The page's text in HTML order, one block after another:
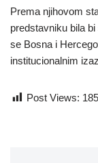
Prema njihovom
predstavniku bila
se Bosna i
institucionalnim
Post Views: 185